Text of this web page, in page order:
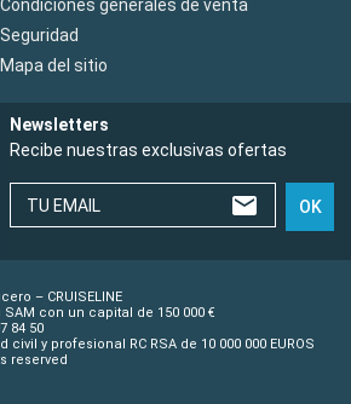
Condiciones generales de venta
Seguridad
Mapa del sitio
Newsletters
Recibe nuestras exclusivas ofertas
TU EMAIL OK
– CRUISELINE
con un capital de 150 000 €
84 50
y profesional RC RSA de 10 000 000 EUROS
reserved